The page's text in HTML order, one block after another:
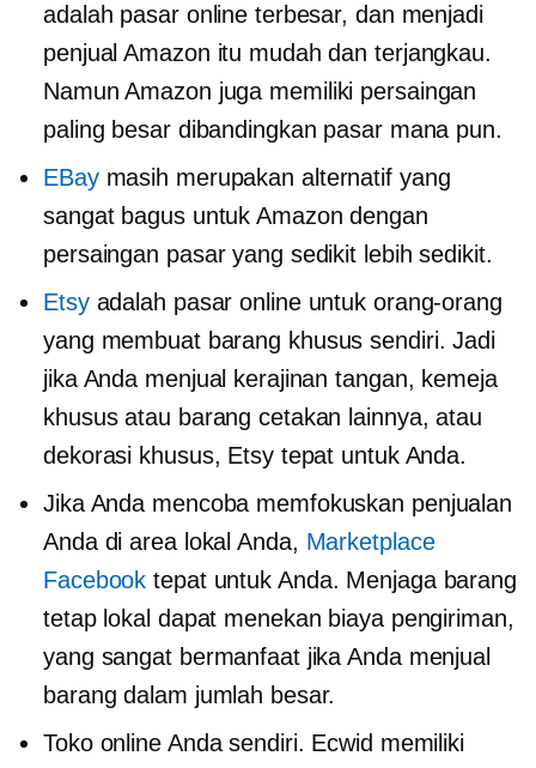
adalah pasar online terbesar, dan menjadi
penjual Amazon itu mudah dan terjangkau.
Namun Amazon juga memiliki persaingan
paling besar dibandingkan pasar mana pun.
EBaymasih merupakan alternatif yang
sangat bagus untuk Amazon dengan
persaingan pasar yang sedikit lebih sedikit.
Etsyadalah pasar online untuk orang-orang
yang membuat barang khusus sendiri. Jadi
jika Anda menjual kerajinan tangan, kemeja
khusus atau barang cetakan lainnya, atau
dekorasi khusus, Etsy tepat untuk Anda.
Jika Anda mencoba memfokuskan penjualan
Anda di area lokal Anda, Marketplace
Facebook tepat untuk Anda. Menjaga barang
tetap lokal dapat menekan biaya pengiriman,
yang sangat bermanfaat jika Anda menjual
barang dalam jumlah besar.
Toko online Anda sendiri. Ecwid memiliki